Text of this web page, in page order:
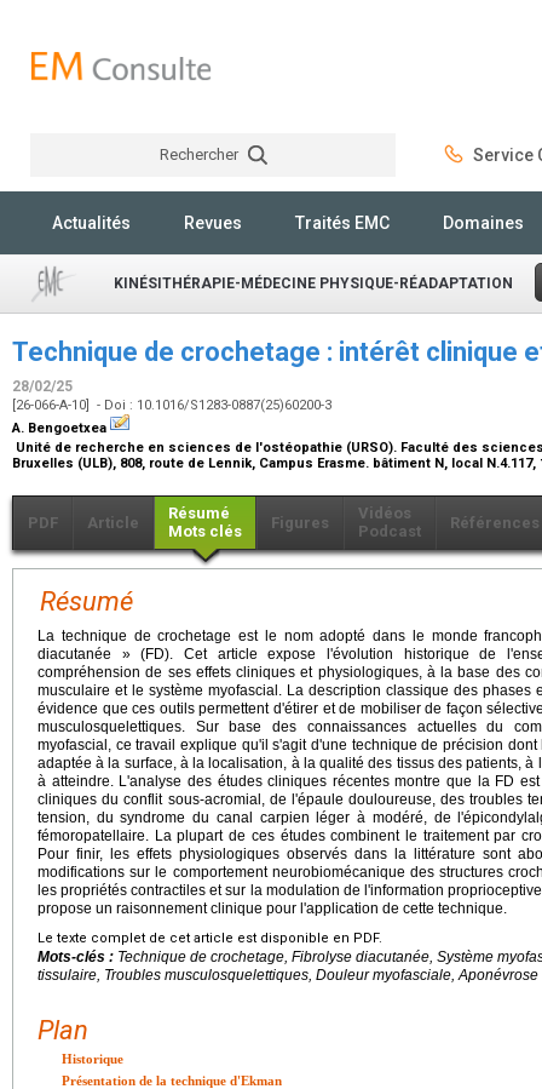
Rechercher Service
Actualités Revues Traités EMC Domaines
KINÉSITHÉRAPIE-MÉDECINE PHYSIQUE-RÉADAPTATION
Technique de crochetage : intérêt clinique
28/02/25
[26-066-A-10] - Doi : 10.1016/S1283-0887(25)60200-3
A. Bengoetxea
Unité de recherche en sciences de l'ostéopathie (URSO). Faculté des
Bruxelles (ULB), 808, route de Lennik, Campus Erasme. bâtiment N, local
PDF Article
Résumé
Mots clés
Figures
Vidéos
Podcast
Références
Résumé
La technique de crochetage est le nom adopté dans le monde
diacutanée » (FD). Cet article expose l'évolution historique de
compréhension de ses effets cliniques et physiologiques, à la base des
musculaire et le système myofascial. La description classique des
évidence que ces outils permettent d'étirer et de mobiliser de façon
musculosquelettiques. Sur base des connaissances actuelles du
myofascial, ce travail explique qu'il s'agit d'une technique de précision
adaptée à la surface, à la localisation, à la qualité des tissus des patients,
à atteindre. L'analyse des études cliniques récentes montre que la FD
cliniques du conflit sous-acromial, de l'épaule douloureuse, des troubles
tension, du syndrome du canal carpien léger à modéré, de
fémoropatellaire. La plupart de ces études combinent le traitement par
Pour finir, les effets physiologiques observés dans la littérature sont
modifications sur le comportement neurobiomécanique des structures
les propriétés contractiles et sur la modulation de l'information
propose un raisonnement clinique pour l'application de cette technique.
Le texte complet de cet article est disponible en PDF.
Mots-clés : Technique de crochetage, Fibrolyse diacutanée, Système
tissulaire, Troubles musculosquelettiques, Douleur myofasciale, Aponévrose
Plan
Historique
Présentation de la technique d'Ekman